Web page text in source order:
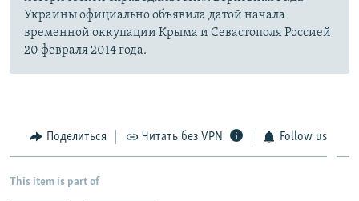
Украины официально объявила датой начала
временной оккупации Крыма и Севастополя Россией
20 февраля 2014 года.
Поделиться Читать без VPN Follow us
This item is part of